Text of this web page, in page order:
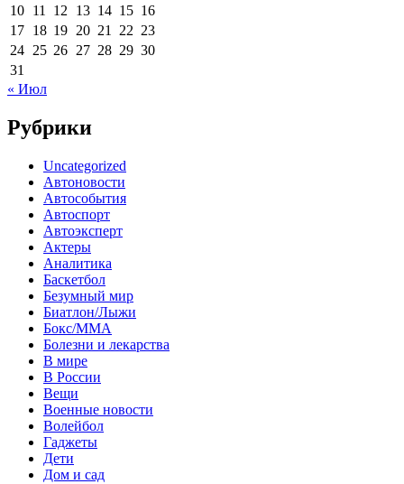
10 11 12 13 14 15 16
17 18 19 20 21 22 23
24 25 26 27 28 29 30
31
« Июл
Рубрики
Uncategorized
Автоновости
Автособытия
Автоспорт
Автоэксперт
Актеры
Аналитика
Баскетбол
Безумный мир
Биатлон/Лыжи
Бокс/MMA
Болезни и лекарства
В мире
В России
Вещи
Военные новости
Волейбол
Гаджеты
Дети
Дом и сад